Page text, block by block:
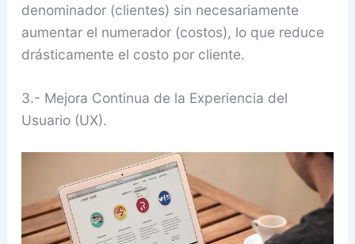
denominador (clientes) sin necesariamente
aumentar el numerador (costos), lo que reduce
drásticamente el costo por cliente.
3.- Mejora Continua de la Experiencia del
Usuario (UX).